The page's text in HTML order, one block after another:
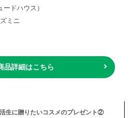
ドハウス）
ミニ
品詳細はこちら
生に贈りたいコスメのプレゼント②